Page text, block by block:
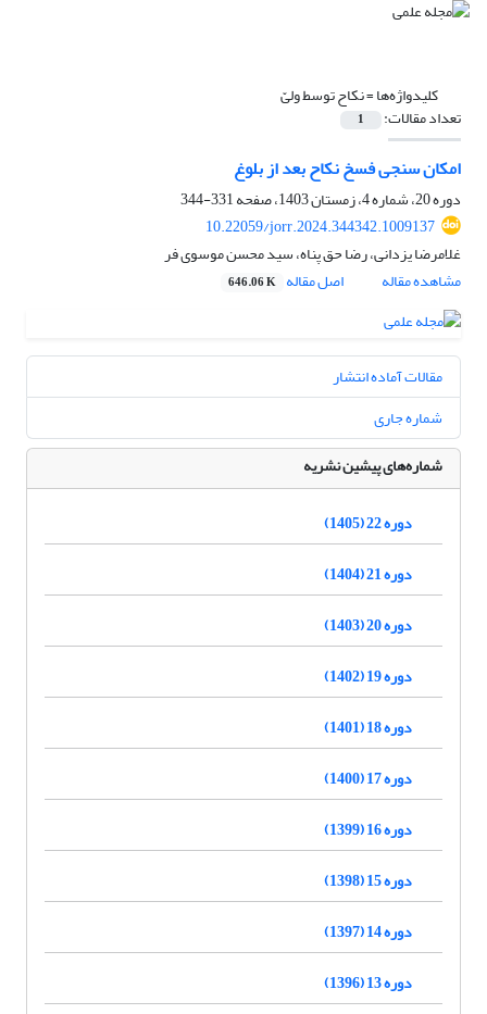
کلیدواژه‌ها =نکاح توسط ولیّ
تعداد مقالات: 1
امکان سنجی فسخ نکاح بعد از بلوغ
دوره 20، شماره 4، زمستان 1403، صفحه
331-344
10.22059/jorr.2024.344342.1009137
غلامرضا یزدانی، رضا حق پناه، سید محسن موسوی فر
مشاهده مقاله
اصل مقاله 646.06 K
مقالات آماده انتشار
شماره جاری
شماره‌های پیشین نشریه
دوره 22 (1405)
دوره 21 (1404)
دوره 20 (1403)
دوره 19 (1402)
دوره 18 (1401)
دوره 17 (1400)
دوره 16 (1399)
دوره 15 (1398)
دوره 14 (1397)
دوره 13 (1396)